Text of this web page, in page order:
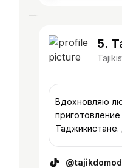
5.
Вдохновляю
Таджикистане.
@tajikdomod